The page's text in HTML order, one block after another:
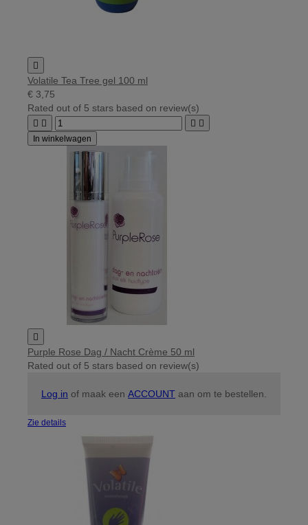

Volatile Tea Tree gel 100 ml
€ 3,75
Rated out of 5 stars based on review(s)
   
In winkelwagen

Purple Rose Dag / Nacht Crème 50 ml
Rated out of 5 stars based on review(s)
Log in of maak een ACCOUNT aan om te bestellen.
Zie details